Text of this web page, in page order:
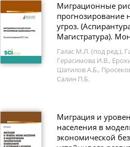
Миграционные
прогнозирование
угроз.
Магистратура).
Галас М.Л. (под ред.),
Герасимова И.В.,
Шатилов А.Б.,
Салин П.Б.
Миграция и
населения в
экономической